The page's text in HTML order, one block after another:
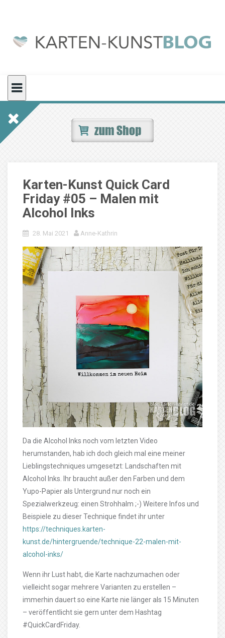
Karten-Kunst Quick Card
Friday #05 – Malen mit
Alcohol Inks
28. Mai 2021 Anne-Kathrin
Da die Alcohol Inks noch vom letzten Video
herumstanden, hab ich doch gleich mal eine meiner
Lieblingstechniques umgesetzt: Landschaften mit
Alcohol Inks. Ihr braucht außer den Farben und dem
Yupo-Papier als Untergrund nur noch ein
Spezialwerkzeug: einen Strohhalm ;-) Weitere Infos und
Beispiele zu dieser Technique findet ihr unter
https://techniques.karten-
kunst.de/hintergruende/technique-22-malen-mit-
alcohol-inks/
Wenn ihr Lust habt, die Karte nachzumachen oder
vielleicht sogar mehrere Varianten zu erstellen –
immerhin dauert so eine Karte nie länger als 15 Minuten
– veröffentlicht sie gern unter dem Hashtag
#QuickCardFriday.